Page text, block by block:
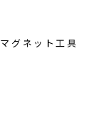
マグネット工具